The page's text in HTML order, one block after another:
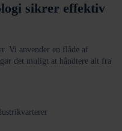
sikrer effektiv
Vi anvender en flåde af
det muligt at håndtere alt fra